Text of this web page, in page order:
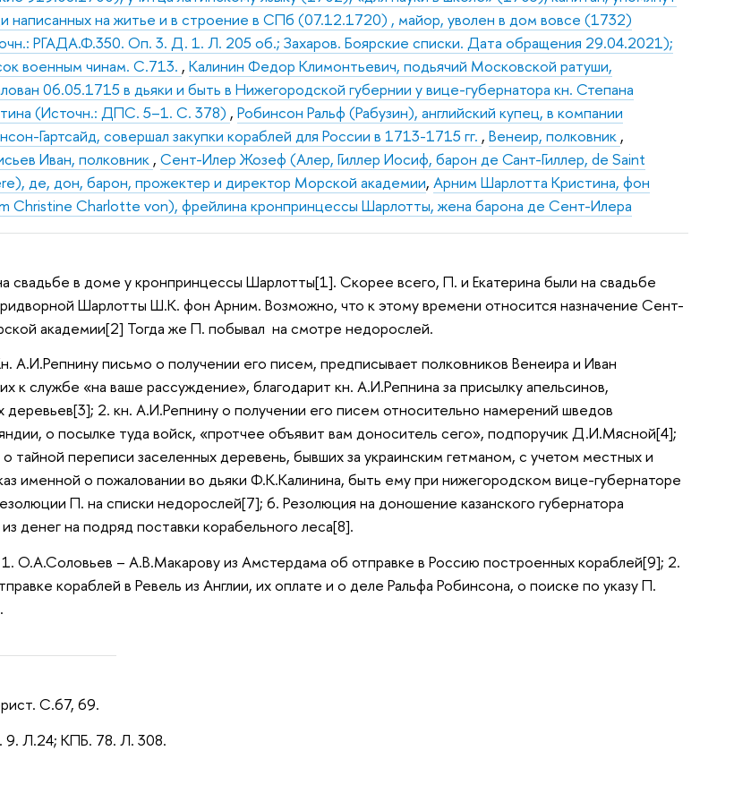
написанных на житье и в строение в СПб (07.12.1720) , майор, уволен в дом вовсе (1732)
РГАДА.Ф.350. Оп. 3. Д. 1. Л. 205 об.; Захаров. Боярские списки. Дата обращения 29.04.2021);
военным чинам. С.713. ,Калинин Федор Климонтьевич, подьячий Московской ратуши,
06.05.1715 в дьяки и быть в Нижегородской губернии у вице-губернатора кн. Степана
(Источн.: ДПС. 5–1. С. 378) ,Робинсон Ральф (Рабузин), английский купец, в компании
Гартсайд, совершал закупки кораблей для России в 1713-1715 гг. ,Венеир, полковник ,
Иван, полковник ,Сент-Илер Жозеф (Алер, Гиллер Иосиф, барон де Сант-Гиллер, de Saint
де, дон, барон, прожектер и директор Морской академии,Арним Шарлотта Кристина, фон
Christine Charlotte von), фрейлина кронпринцессы Шарлотты, жена барона де Сент-Илера
свадьбе в доме у кронпринцессы Шарлотты[1]. Скорее всего, П. и Екатерина были на свадьбе
Шарлотты Ш.К. фон Арним. Возможно, что к этому времени относится назначение Сент-
академии[2] Тогда же П. побывал на смотре недорослей.
А.И.Репнину письмо о получении его писем, предписывает полковников Венеира и Иван
к службе «на ваше рассуждение», благодарит кн. А.И.Репнина за присылку апельсинов,
деревьев[3]; 2. кн. А.И.Репнину о получении его писем относительно намерений шведов
о посылке туда войск, «протчее объявит вам доноситель сего», подпоручик Д.И.Мясной[4];
тайной переписи заселенных деревень, бывших за украинским гетманом, с учетом местных и
именной о пожаловании во дьяки Ф.К.Калинина, быть ему при нижегородском вице-губернаторе
П. на списки недорослей[7]; 6. Резолюция на доношение казанского губернатора
денег на подряд поставки корабельного леса[8].
1. О.А.Соловьев – А.В.Макарову из Амстердама об отправке в Россию построенных кораблей[9]; 2.
кораблей в Ревель из Англии, их оплате и о деле Ральфа Робинсона, о поиске по указу П.
С.67, 69.
Л.24; КПБ. 78. Л. 308.